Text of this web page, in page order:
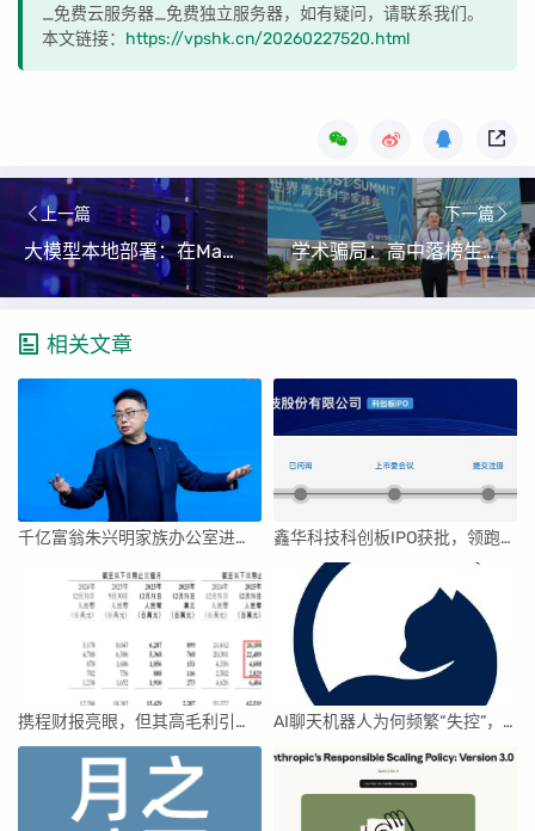
_免费云服务器_免费独立服务器，如有疑问，请联系我们。
本文链接： https://vpshk.cn/20260227520.html
上一篇
大模型本地部署：在Mac安装Ollama并体验Qwen2.5-VL7B视觉模型（零基础也能学会！）
下一篇
学术骗局：高中落榜生如何假冒首席科学家骗取千万资金
相关文章
千亿富翁朱兴明家族办公室进军VC圈 鑫华科技科创板IPO获批，领跑国内半导体材料市场
携程财报亮眼，但其高毛利引发行业争议 AI聊天机器人为何频繁“失控”，背后原因及解决方案解析